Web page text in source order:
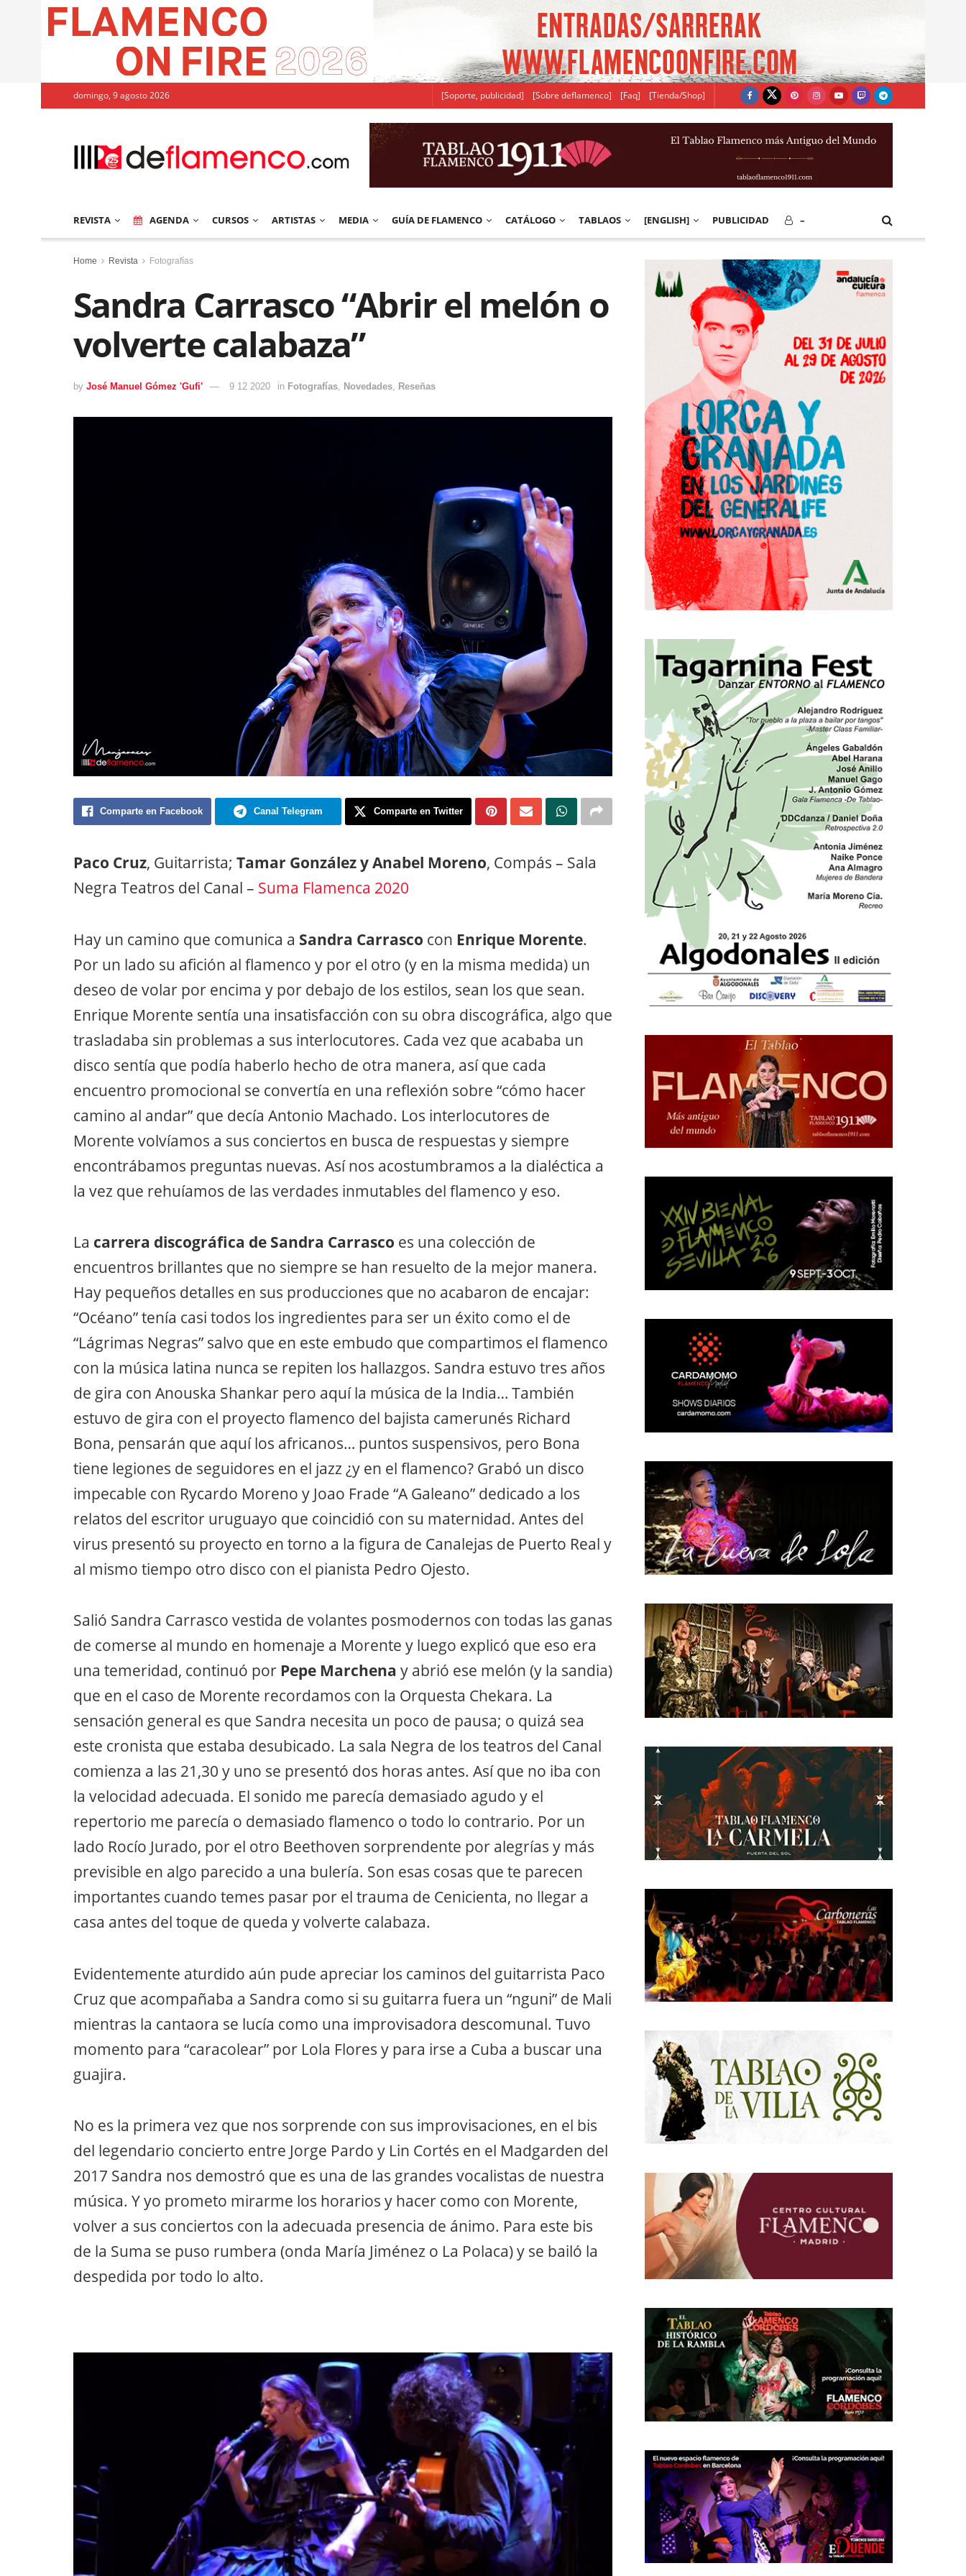
domingo, 9 agosto 2026 [Soporte, publicidad] [Sobre deflamenco] [Faq] [Tienda/Shop]
REVISTA AGENDA CURSOS ARTISTAS MEDIA GUÍA DE FLAMENCO CATÁLOGO TABLAOS [ENGLISH] PUBLICIDAD –
Home Revista Fotografías
Sandra Carrasco “Abrir el melón o
volverte calabaza”
by José Manuel Gómez 'Gufi' 9 12 2020 in Fotografías, Novedades, Reseñas
Comparte en Facebook Canal Telegram Comparte en Twitter
Paco Cruz, Guitarrista; Tamar González y Anabel Moreno, Compás – Sala
Negra Teatros del Canal – Suma Flamenca 2020
Hay un camino que comunica a Sandra Carrasco con Enrique Morente.
Por un lado su afición al flamenco y por el otro (y en la misma medida) un
deseo de volar por encima y por debajo de los estilos, sean los que sean.
Enrique Morente sentía una insatisfacción con su obra discográfica, algo que
trasladaba sin problemas a sus interlocutores. Cada vez que acababa un
disco sentía que podía haberlo hecho de otra manera, así que cada
encuentro promocional se convertía en una reflexión sobre “cómo hacer
camino al andar” que decía Antonio Machado. Los interlocutores de
Morente volvíamos a sus conciertos en busca de respuestas y siempre
encontrábamos preguntas nuevas. Así nos acostumbramos a la dialéctica a
la vez que rehuíamos de las verdades inmutables del flamenco y eso.
La carrera discográfica de Sandra Carrasco es una colección de
encuentros brillantes que no siempre se han resuelto de la mejor manera.
Hay pequeños detalles en sus producciones que no acabaron de encajar:
“Océano” tenía casi todos los ingredientes para ser un éxito como el de
“Lágrimas Negras” salvo que en este embudo que compartimos el flamenco
con la música latina nunca se repiten los hallazgos. Sandra estuvo tres años
de gira con Anouska Shankar pero aquí la música de la India… También
estuvo de gira con el proyecto flamenco del bajista camerunés Richard
Bona, pensarán que aquí los africanos… puntos suspensivos, pero Bona
tiene legiones de seguidores en el jazz ¿y en el flamenco? Grabó un disco
impecable con Rycardo Moreno y Joao Frade “A Galeano” dedicado a los
relatos del escritor uruguayo que coincidió con su maternidad. Antes del
virus presentó su proyecto en torno a la figura de Canalejas de Puerto Real y
al mismo tiempo otro disco con el pianista Pedro Ojesto.
Salió Sandra Carrasco vestida de volantes posmodernos con todas las ganas
de comerse al mundo en homenaje a Morente y luego explicó que eso era
una temeridad, continuó por Pepe Marchena y abrió ese melón (y la sandia)
que en el caso de Morente recordamos con la Orquesta Chekara. La
sensación general es que Sandra necesita un poco de pausa; o quizá sea
este cronista que estaba desubicado. La sala Negra de los teatros del Canal
comienza a las 21,30 y uno se presentó dos horas antes. Así que no iba con
la velocidad adecuada. El sonido me parecía demasiado agudo y el
repertorio me parecía o demasiado flamenco o todo lo contrario. Por un
lado Rocío Jurado, por el otro Beethoven sorprendente por alegrías y más
previsible en algo parecido a una bulería. Son esas cosas que te parecen
importantes cuando temes pasar por el trauma de Cenicienta, no llegar a
casa antes del toque de queda y volverte calabaza.
Evidentemente aturdido aún pude apreciar los caminos del guitarrista Paco
Cruz que acompañaba a Sandra como si su guitarra fuera un “nguni” de Mali
mientras la cantaora se lucía como una improvisadora descomunal. Tuvo
momento para “caracolear” por Lola Flores y para irse a Cuba a buscar una
guajira.
No es la primera vez que nos sorprende con sus improvisaciones, en el bis
del legendario concierto entre Jorge Pardo y Lin Cortés en el Madgarden del
2017 Sandra nos demostró que es una de las grandes vocalistas de nuestra
música. Y yo prometo mirarme los horarios y hacer como con Morente,
volver a sus conciertos con la adecuada presencia de ánimo. Para este bis
de la Suma se puso rumbera (onda María Jiménez o La Polaca) y se bailó la
despedida por todo lo alto.